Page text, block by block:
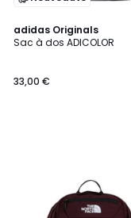
adidas Originals
Sac à dos ADICOLOR
33,00 €